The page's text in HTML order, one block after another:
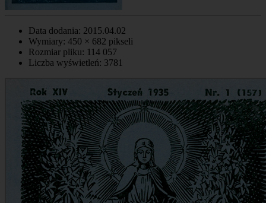
Data dodania: 2015.04.02
Wymiary: 450 × 682 pikseli
Rozmiar pliku: 114 057
Liczba wyświetleń: 3781